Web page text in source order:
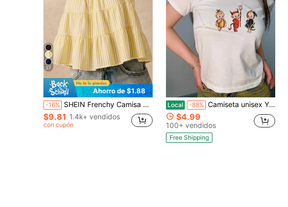
27
Ahorro de $1.88
-16% SHEIN Frenchy Camisa de mujer de rayas amarillas con estampado minimalista casual, adecuada para el verano
$9.81 1.4k+ vendidos
con cupón
Local -88% Camiseta unisex Y2K retro de Halloween con personaje de dibujos animados Kewpie, 100% algodón, suave, un artículo de ropa casual de calle imprescindible para todas las estaciones
$4.99
100+ vendidos
Free Shipping